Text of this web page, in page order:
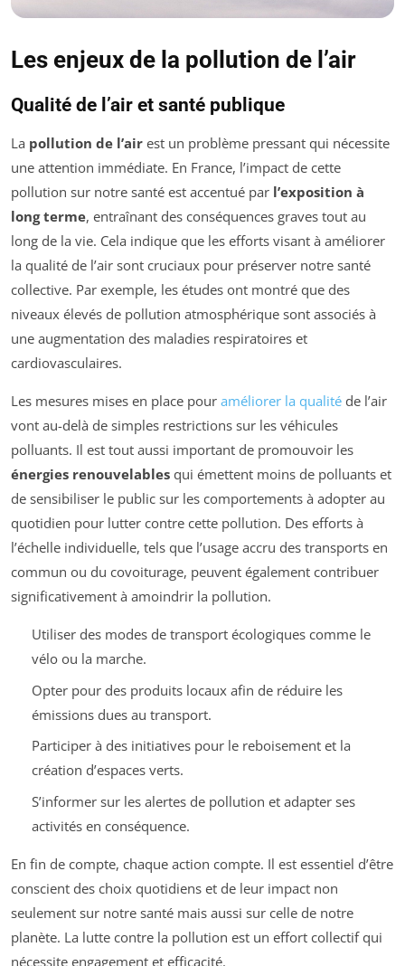
Les enjeux de la pollution de l’air
Qualité de l’air et santé publique
La pollution de l’air est un problème pressant qui nécessite
une attention immédiate. En France, l’impact de cette
pollution sur notre santé est accentué par l’exposition à
long terme, entraînant des conséquences graves tout au
long de la vie. Cela indique que les efforts visant à améliorer
la qualité de l’air sont cruciaux pour préserver notre santé
collective. Par exemple, les études ont montré que des
niveaux élevés de pollution atmosphérique sont associés à
une augmentation des maladies respiratoires et
cardiovasculaires.
Les mesures mises en place pour améliorer la qualité de l’air
vont au-delà de simples restrictions sur les véhicules
polluants. Il est tout aussi important de promouvoir les
énergies renouvelables qui émettent moins de polluants et
de sensibiliser le public sur les comportements à adopter au
quotidien pour lutter contre cette pollution. Des efforts à
l’échelle individuelle, tels que l’usage accru des transports en
commun ou du covoiturage, peuvent également contribuer
significativement à amoindrir la pollution.
Utiliser des modes de transport écologiques comme le
vélo ou la marche.
Opter pour des produits locaux afin de réduire les
émissions dues au transport.
Participer à des initiatives pour le reboisement et la
création d’espaces verts.
S’informer sur les alertes de pollution et adapter ses
activités en conséquence.
En fin de compte, chaque action compte. Il est essentiel d’être
conscient des choix quotidiens et de leur impact non
seulement sur notre santé mais aussi sur celle de notre
planète. La lutte contre la pollution est un effort collectif qui
nécessite engagement et efficacité.